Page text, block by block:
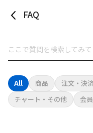
FAQ
All 商品 注文・決
チャート・その他
会